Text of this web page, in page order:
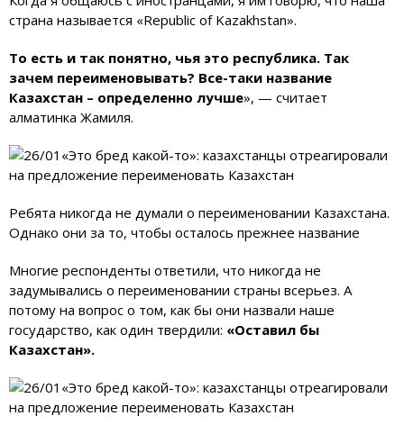
страна называется «Republic of Kazakhstan».
То есть и так понятно, чья это республика. Так
зачем переименовывать? Все-таки название
Казахстан – определенно лучше», — считает
алматинка Жамиля.
Ребята никогда не думали о переименовании Казахстана.
Однако они за то, чтобы осталось прежнее название
Многие респонденты ответили, что никогда не
задумывались о переименовании страны всерьез. А
потому на вопрос о том, как бы они назвали наше
государство, как один твердили: «Оставил бы
Казахстан».